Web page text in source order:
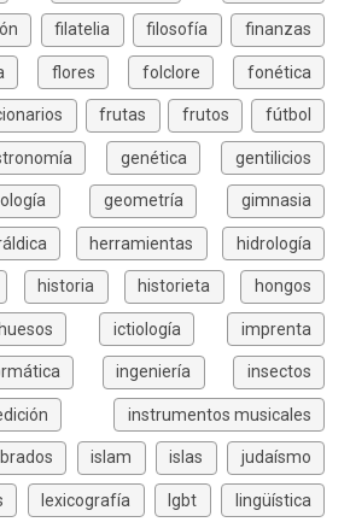
filatelia filosofía finanzas
flores folclore fonética
frutas frutos fútbol
genética gentilicios
geometría gimnasia
herramientas hidrología
historia historieta hongos
ictiología imprenta
ingeniería insectos
instrumentos musicales
islam islas judaísmo
lexicografía lgbt lingüística